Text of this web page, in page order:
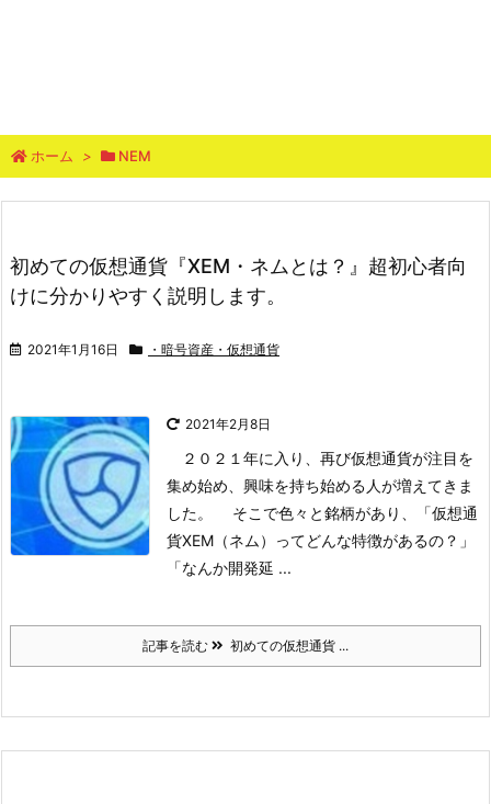
ホーム > NEM
初めての仮想通貨『XEM・ネムとは？』超初心者向
けに分かりやすく説明します。
2021年1月16日 ・暗号資産・仮想通貨
2021年2月8日
２０２１年に入り、再び仮想通貨が注目を
集め始め、興味を持ち始める人が増えてきま
した。
そこで色々と銘柄があり、
「仮想通
貨XEM（ネム）ってどんな特徴があるの？」
「なんか開発延 ...
記事を読む 初めての仮想通貨 ...